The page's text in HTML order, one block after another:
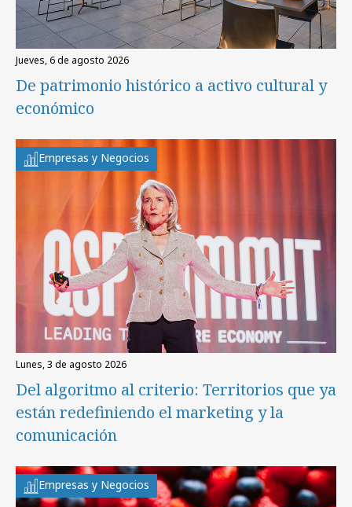
jueves, 6 de agosto 2026
De patrimonio histórico a activo cultural y
económico
Empresas y Negocios
lunes, 3 de agosto 2026
Del algoritmo al criterio: Territorios que ya
están redefiniendo el marketing y la
comunicación
Empresas y Negocios